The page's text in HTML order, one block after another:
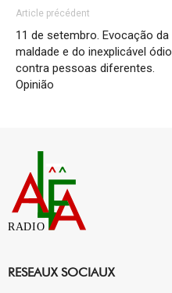
Article précédent
11 de setembro. Evocação da
maldade e do inexplicável ódio
contra pessoas diferentes.
Opinião
RADIO
RESEAUX SOCIAUX